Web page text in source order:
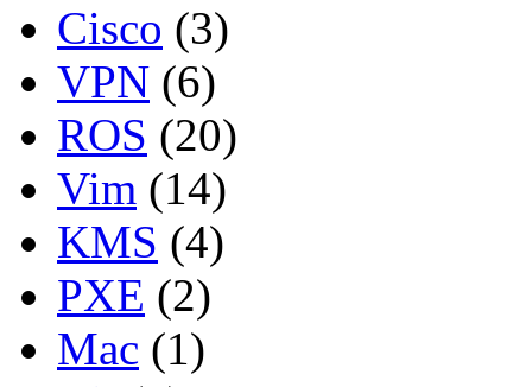
Cisco (3)
VPN (6)
ROS (20)
Vim (14)
KMS (4)
PXE (2)
Mac (1)